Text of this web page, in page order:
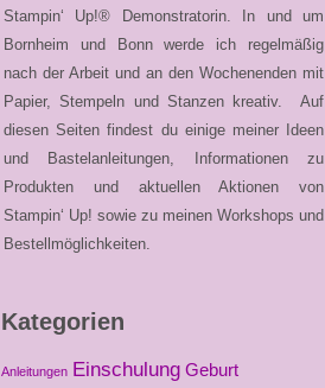
Stampin‘ Up!® Demonstratorin. In und um
Bornheim und Bonn werde ich regelmäßig
nach der Arbeit und an den Wochenenden mit
Papier, Stempeln und Stanzen kreativ. Auf
diesen Seiten findest du einige meiner Ideen
und Bastelanleitungen, Informationen zu
Produkten und aktuellen Aktionen von
Stampin‘ Up! sowie zu meinen Workshops und
Bestellmöglichkeiten.
Kategorien
Anleitungen Einschulung Geburt